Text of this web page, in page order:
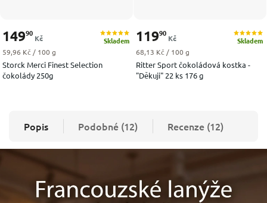
Storck Merci Finest Selection
čokolády 250g
Skladem
14990
Kč
Měrná cena:
59,96 Kč / 100 g
Ritter Sport čokoládová kostka -
"Děkuji" 22 ks 176 g
Skladem
11990
Kč
Měrná cena:
68,13 Kč / 100 g
Popis Podobné (12) Recenze (12)